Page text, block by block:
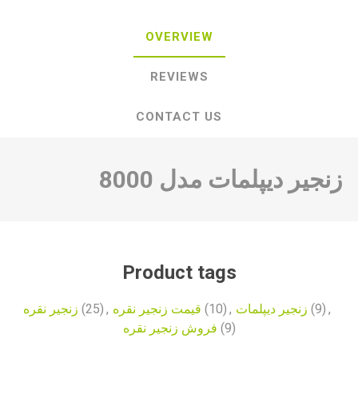
OVERVIEW
REVIEWS
CONTACT US
زنجیر دیپلمات مدل 8000
Product tags
زنجیر نقره (25) , قیمت زنجیر نقره (10) , زنجیر دیپلمات (9) ,
فروش زنجیر نقره (9)